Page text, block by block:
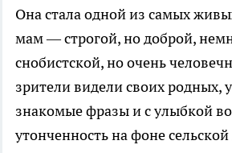
Она стала одной из самых
мам — строгой, но доброй,
снобистской, но очень
зрители видели своих родных,
знакомые фразы и с улыбкой
утонченность на фоне